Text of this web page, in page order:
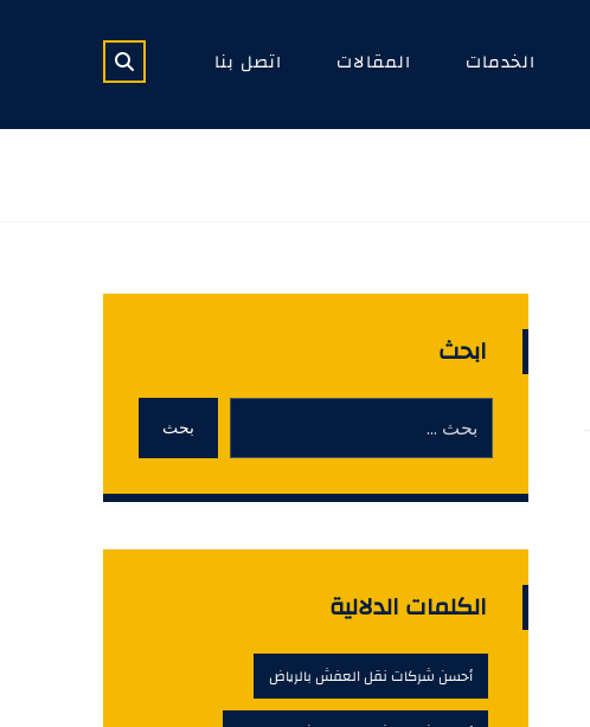
الخدمات المقالات اتصل بنا
ابحث
بحث
الكلمات الدلالية
أحسن شركات نقل العفش بالرياض